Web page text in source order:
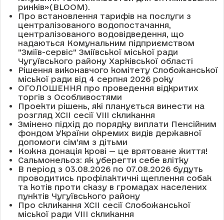
ринків»(BLOOM).
Про встановлення тарифів на послуги з
централізованого водопостачання,
централізованого водовідведення, що
надаються Комунальним підприємством
"Зміїв-сервіс" Зміївської міської ради
Чугуївського району Харківської області
Рішення виконавчого комітету Слобожанської
міської ради від 4 серпня 2026 року
ОГОЛОШЕННЯ про проведення відкритих
торгів з Особливостями
Проекти рішень, які планується винести на
розгляд XCII сесії VІІІ скликання
Змінено підхід до порядку виплати Пенсійним
фондом України окремих видів державної
допомоги сім'ям з дітьми
Кожна донація крові — це врятоване життя!
Сальмонельоз: як уберегти себе влітку
В період з 03.08.2026 по 07.08.2026 будуть
проводитись профілактичні щеплення собак
та котів проти сказу в громадах населених
пунктів Чугуївського району
Про скликання XCII сесії Слобожанської
міської ради VIII скликання